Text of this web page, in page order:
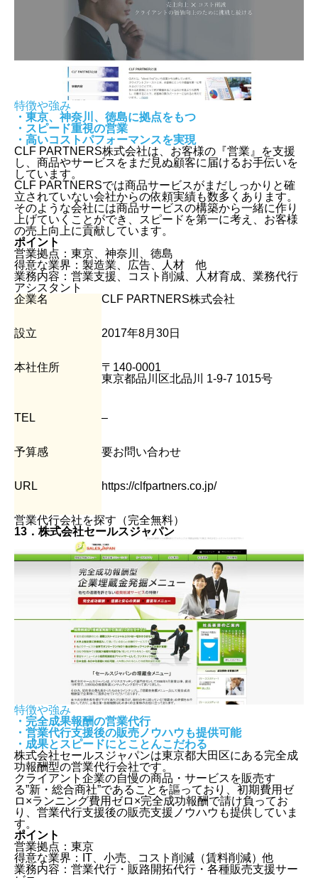
特徴や強み
・東京、神奈川、徳島に拠点をもつ
・スピード重視の営業
・高いコストパフォーマンスを実現
CLF PARTNERS株式会社は、お客様の『営業』を支援
し、商品やサービスをまだ見ぬ顧客に届けるお手伝いを
しています。
CLF PARTNERSでは商品サービスがまだしっかりと確
立されていない会社からの依頼実績も数多くあります。
そのような会社には商品サービスの構築から一緒に作り
上げていくことができ、スピードを第一に考え、お客様
の売上向上に貢献しています。
ポイント
営業拠点：東京、神奈川、徳島
得意な業界：製造業、広告、人材 他
業務内容：営業支援、コスト削減、人材育成、業務代行
アシスタント
企業名
CLF PARTNERS株式会社
設立 2017年8月30日
本社住所
〒140-0001
東京都品川区北品川 1-9-7 1015号
TEL –
予算感 要お問い合わせ
URL https://clfpartners.co.jp/
営業代行会社を探す（完全無料）
13．株式会社セールスジャパン
特徴や強み
・完全成果報酬の営業代行
・営業代行支援後の販売ノウハウも提供可能
・成果とスピードにとことんこだわる
株式会社セールスジャパンは東京都大田区にある完全成
功報酬型の営業代行会社です。
クライアント企業の自慢の商品・サービスを販売す
る”新・総合商社”であることを謳っており、初期費用ゼ
ロ×ランニング費用ゼロ×完全成功報酬で請け負ってお
り、営業代行支援後の販売支援ノウハウも提供していま
す。
ポイント
営業拠点：東京
得意な業界：IT、小売、コスト削減（賃料削減）他
業務内容：営業代行・販路開拓代行・各種販売支援サー